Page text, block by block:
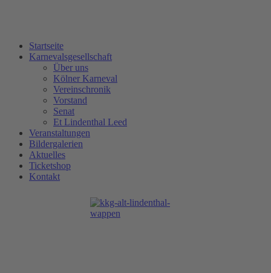
Startseite
Karnevalsgesellschaft
Über uns
Kölner Karneval
Vereinschronik
Vorstand
Senat
Et Lindenthal Leed
Veranstaltungen
Bildergalerien
Aktuelles
Ticketshop
Kontakt